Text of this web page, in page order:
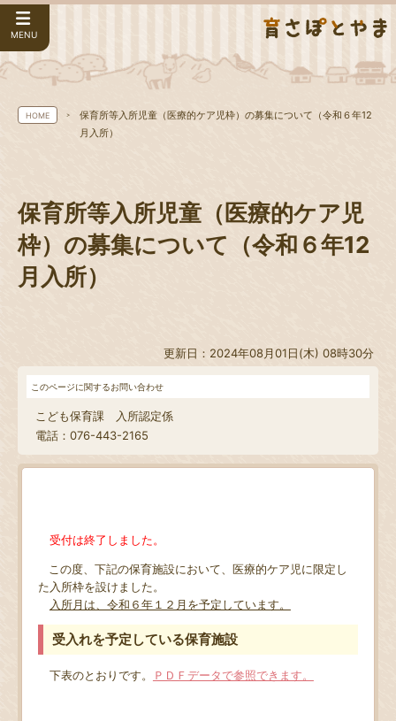
MENU
HOME
保育所等入所児童（医療的ケア児枠）の募集について（令和６年12
月入所）
保育所等入所児童（医療的ケア児
枠）の募集について（令和６年12
月入所）
更新日：2024年08月01日(木) 08時30分
このページに関するお問い合わせ
こども保育課 入所認定係
電話：076-443-2165
受付は終了しました。
この度、下記の保育施設において、医療的ケア児に限定し
た入所枠を設けました。
入所月は、令和６年１２月を予定しています。
受入れを予定している保育施設
下表のとおりです。 ＰＤＦデータで参照できます。